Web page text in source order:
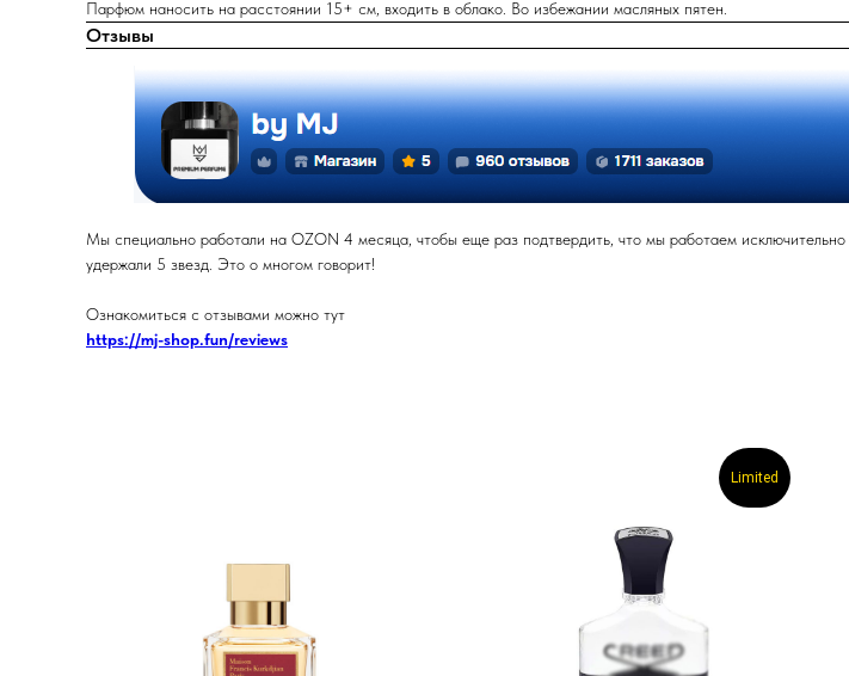
Парфюм наносить на расстоянии 15+ см, входить в облако. Во избежании масляных пятен.
Отзывы
Мы специально работали на OZON 4 месяца, чтобы еще раз подтвердить, что мы работаем
удержали 5 звезд. Это о многом говорит!
Ознакомиться с отзывами можно тут
https://mj-shop.fun/reviews
Limited